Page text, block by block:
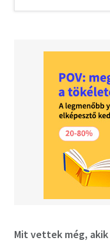
stabilitását és a
Ha szeretnél a
és tudni akarod, mit
ha fontos neked az
testi-lelki állapot,
és mindenevő recept
- gyors és egyszerű
- tápláló választások a
vércukorszint
- a hormontermelést
- receptek, amelyek
Dr. Mindy Pelz
Mit vettek még,